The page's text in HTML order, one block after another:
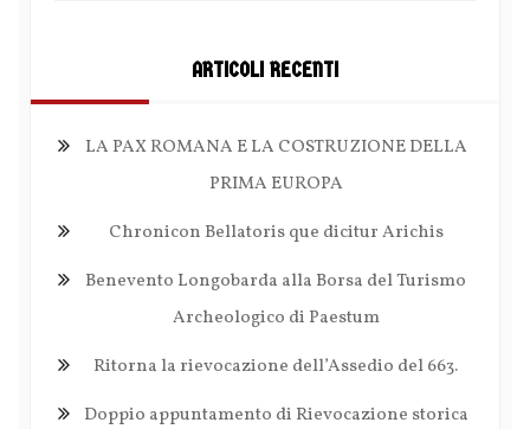
ARTICOLI RECENTI
LA PAX ROMANA E LA COSTRUZIONE DELLA
PRIMA EUROPA
Chronicon Bellatoris que dicitur Arichis
Benevento Longobarda alla Borsa del Turismo
Archeologico di Paestum
Ritorna la rievocazione dell’Assedio del 663.
Doppio appuntamento di Rievocazione storica